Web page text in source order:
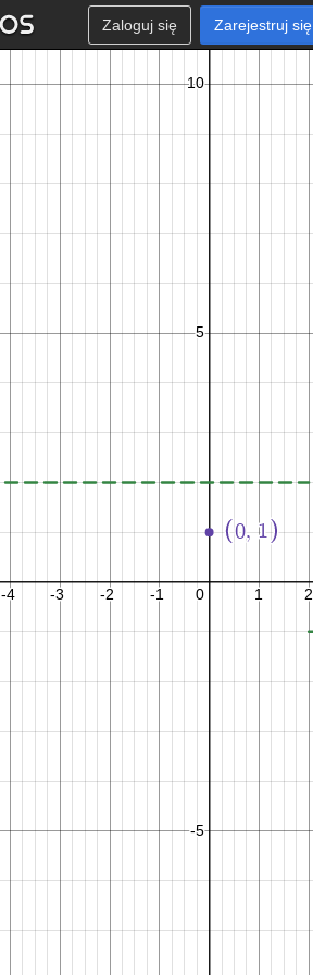
Zaloguj się Zarejestruj się